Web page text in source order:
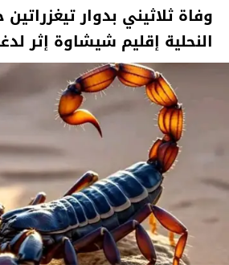
وفاة ثلاثيني بدوار تيغزراتين
النحلية إقليم شيشاوة إثر